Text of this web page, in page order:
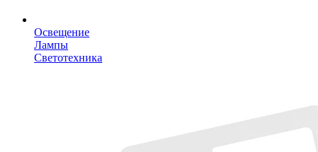
Освещение
Лампы
Светотехника